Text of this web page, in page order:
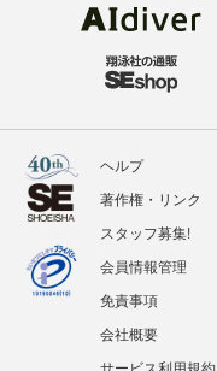
ヘルプ
著作権・リンク
スタッフ募集!
会員情報管理
免責事項
会社概要